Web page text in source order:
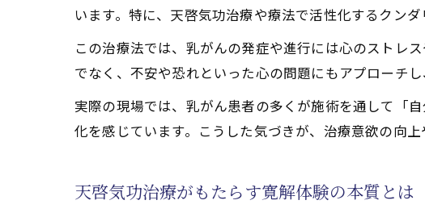
天啓気功治療や
天啓気功治療や
自己愛回復へ導く天
天啓気功治療が
天啓気功治療や
気功と自己肯定感
います。特に、天啓気功治療や療法で活性化するクン
この治療法では、乳がんの発症や進行には心のストレ
でなく、不安や恐れといった心の問題にもアプローチ
実際の現場では、乳がん患者の多くが施術を通して「
化を感じています。こうした気づきが、治療意欲の向
天啓気功治療がもたらす寛解体験の本質とは